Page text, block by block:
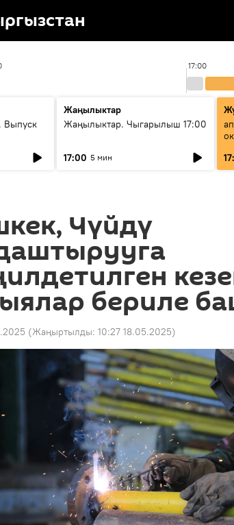
17:00
Выпуск
Жаңылыктар
Жаңылыктар. Чыгарылыш 17:00
17:00 5 мин
Чүйдү
бериле
(Жаңыртылды: 10:27 18.05.2025)